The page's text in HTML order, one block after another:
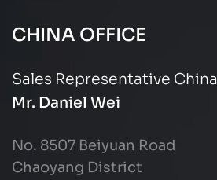
CHINA OFFICE
Sales Representative China
Mr. Daniel Wei
No. 8507 Beiyuan Road
Chaoyang District